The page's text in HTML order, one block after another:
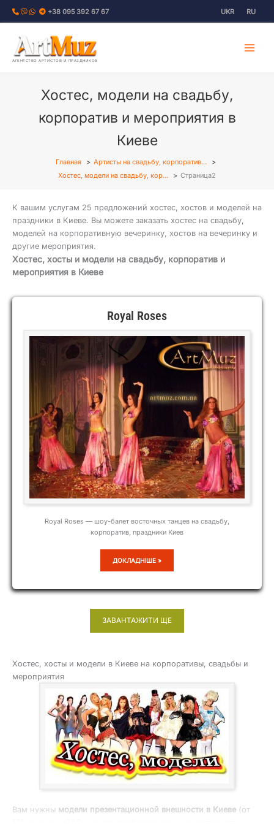
Перейти
+38 095 392 67 67 UKR RU
АГЕНТСТВО АРТИСТОВ И ПРАЗДНИКОВ
Хостес, модели на свадьбу,
корпоратив и мероприятия в
Киеве
Главная
Артисты на свадьбу, корпоратив…
Хостес, модели на свадьбу, кор…
Страница2
К вашим услугам 25 предложений хостес, хостов и моделей на
праздники в Киеве. Вы можете заказать хостес на свадьбу,
моделей на корпоративную вечеринку, хостов на вечеринку и
другие мероприятия.
Хостес, хосты и модели на свадьбу, корпоратив и
мероприятия в Киеве
Royal Roses
Royal Roses — шоу-балет восточных танцев на свадьбу,
корпоратив, праздники Киев
ROYAL
ДОКЛАДНІШЕ »
ЗАВАНТАЖИТИ ЩЕ
Хостес, хосты и модели в Киеве на корпоративы, свадьбы и
мероприятия
Вам нужны модели презентационной внешности в Киеве (от